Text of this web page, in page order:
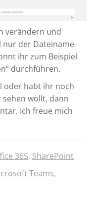
verändern und
nur der Dateiname
ihr zum Beispiel
durchführen.
oder habt ihr noch
wollt, dann
Ich freue mich
365, SharePoint
Teams,